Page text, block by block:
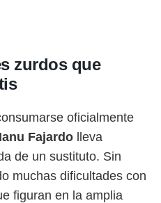
zurdos que
oficialmente
Fajardo lleva
de un sustituto. Sin
muchas dificultades con
figuran en la amplia